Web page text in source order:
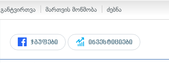
განტვირთვა მართვის მოწმობა ძებნა
ჯგუფები ინვესტიციები